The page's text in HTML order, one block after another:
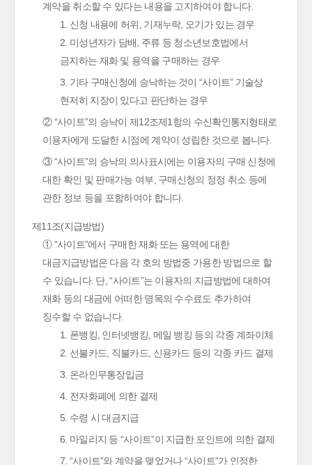
계약을 취소할 수 있다는 내용을 고지하여야 합니다.
1. 신청 내용에 허위, 기재누락, 오기가 있는 경우
2. 미성년자가 담배, 주류 등 청소년보호법에서
금지하는 재화 및 용역을 구매하는 경우
3. 기타 구매신청에 승낙하는 것이 “사이트” 기술상
현저히 지장이 있다고 판단하는 경우
② “사이트”의 승낙이 제12조제1항의 수신확인통지형태로
이용자에게 도달한 시점에 계약이 성립한 것으로 봅니다.
③ “사이트”의 승낙의 의사표시에는 이용자의 구매 신청에
대한 확인 및 판매가능 여부, 구매신청의 정정 취소 등에
관한 정보 등을 포함하여야 합니다.
제11조(지급방법)
① “사이트”에서 구매한 재화 또는 용역에 대한
대금지급방법은 다음 각 호의 방법중 가용한 방법으로 할
수 있습니다. 단, “사이트”는 이용자의 지급방법에 대하여
재화 등의 대금에 어떠한 명목의 수수료도 추가하여
징수할 수 없습니다.
1. 폰뱅킹, 인터넷뱅킹, 메일 뱅킹 등의 각종 계좌이체
2. 선불카드, 직불카드, 신용카드 등의 각종 카드 결제
3. 온라인무통장입금
4. 전자화폐에 의한 결제
5. 수령 시 대금지급
6. 마일리지 등 “사이트”이 지급한 포인트에 의한 결제
7. “사이트”와 계약을 맺었거나 “사이트”가 인정한